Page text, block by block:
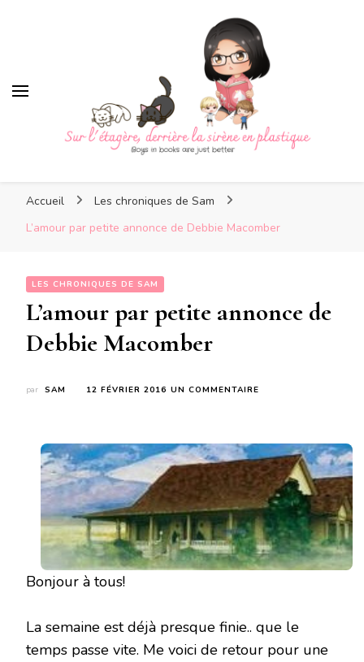
Sur l'étagère, derrière la
sirène en plastique
sirène en plastique
Accueil
Les chroniques de Sam
L’amour par petite annonce de Debbie Macomber
LES CHRONIQUES DE SAM
L’amour par petite annonce de
Debbie Macomber
par SAM 12 FÉVRIER 2016 UN COMMENTAIRE
ANNONCE
DE
DEBBIE
MACOMBER
Bonjour à tous!
La semaine est déjà presque finie.. que le
temps passe vite. Me voici de retour pour une